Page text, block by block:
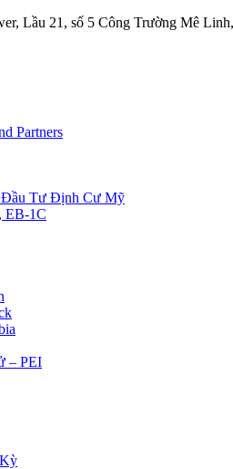
Lầu 21, số 5 Công Trường Mê
Partners
Đầu Tư Định Cư Mỹ
EB-1C
– PEI